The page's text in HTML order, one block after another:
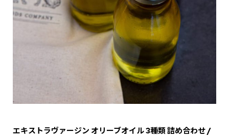
エキストラヴァージン オリーブオイル 3種類 詰め合わせ /